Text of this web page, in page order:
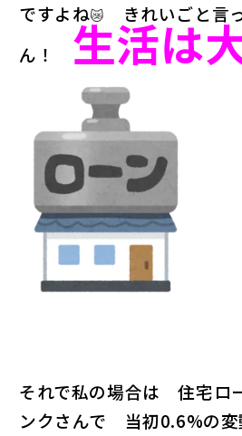
ですよね😿
きれいごと言
ん！ 生活は
それで私の場合は 住宅ロ
ンクさんで 当初0.6%の変